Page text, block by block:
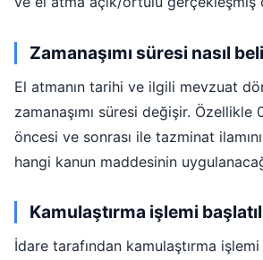
Zamanaşımı süresi nasıl
El atmanın tarihi ve ilgili mevzuat
zamanaşımı süresi değişir. Özellikle
öncesi ve sonrası ile tazminat
hangi kanun maddesinin
Kamulaştırma işlemi
İdare tarafından kamulaştırma işlemi